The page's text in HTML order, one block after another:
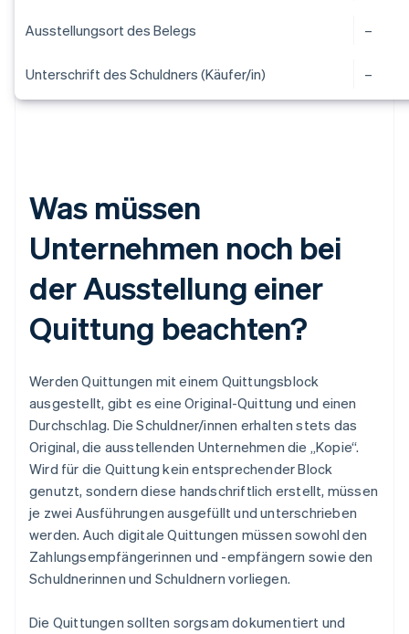
Ausstellungsort des Belegs –
Unterschrift des Schuldners (Käufer/in) –
Was müssen
Unternehmen noch bei
der Ausstellung einer
Quittung beachten?
Werden Quittungen mit einem Quittungsblock
ausgestellt, gibt es eine Original-Quittung und einen
Durchschlag. Die Schuldner/innen erhalten stets das
Original, die ausstellenden Unternehmen die „Kopie“.
Wird für die Quittung kein entsprechender Block
genutzt, sondern diese handschriftlich erstellt, müssen
je zwei Ausführungen ausgefüllt und unterschrieben
werden. Auch digitale Quittungen müssen sowohl den
Zahlungsempfängerinnen und -empfängern sowie den
Schuldnerinnen und Schuldnern vorliegen.
Die Quittungen sollten sorgsam dokumentiert und